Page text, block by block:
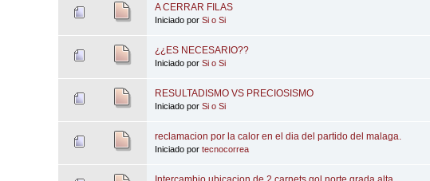
A CERRAR FILAS
Iniciado porSi o Si
¿¿ES NECESARIO??
Iniciado porSi o Si
RESULTADISMO VS PRECIOSISMO
Iniciado porSi o Si
reclamacion por la calor en el dia del partido del malaga.
Iniciado portecnocorrea